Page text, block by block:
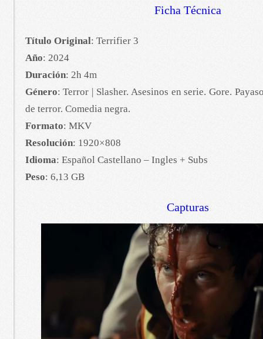
Ficha Técnica
Título Original: Terrifier 3
Año: 2024
Duración: 2h 4m
Género: Terror | Slasher. Asesinos en serie. Gore.
de terror. Comedia negra.
Formato: MKV
Resolución: 1920×808
Idioma: Español Castellano – Ingles + Subs
Peso: 6,13 GB
Capturas